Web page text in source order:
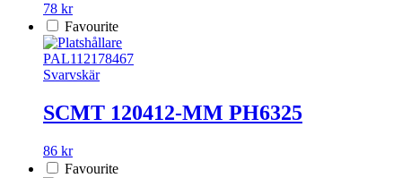
78 kr
Favourite
PAL112178467
Svarvskär
SCMT 120412-MM PH6325
86 kr
Favourite